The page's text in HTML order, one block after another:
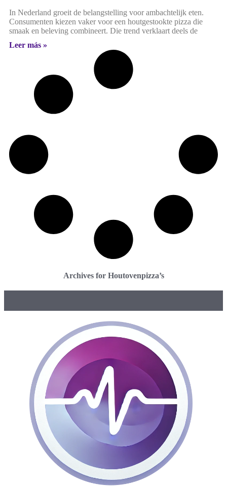
In Nederland groeit de belangstelling voor ambachtelijk eten.
Consumenten kiezen vaker voor een houtgestookte pizza die
smaak en beleving combineert. Die trend verklaart deels de
Leer más »
Archives for Houtovenpizza’s